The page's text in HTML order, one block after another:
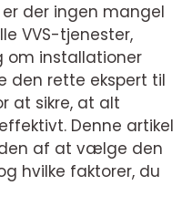
der ingen mangel
VVS-tjenester,
om installationer
den rette ekspert til
at sikre, at alt
Denne artikel
af at vælge den
hvilke faktorer, du